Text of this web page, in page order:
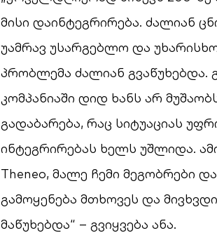
მისი დაინტეგრირება. ძალიან
უამრავ უსარგებლო და
პრობლემა ძალიან
კომპანიაში დიდ ხანს არ
გადაბარება, რაც სიტუაციას
ინტეგრირებას ხელს უშლიდა.
Theneo, მალე ჩემი მეგობრები
გამოყენება მთხოვეს და
მაწუხებდა“ – გვიყვება ანა.